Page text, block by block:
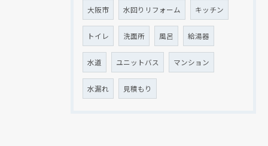
大阪市 水回りリフォーム キッチン
トイレ 洗面所 風呂 給湯器
水道 ユニットバス マンション
水漏れ 見積もり